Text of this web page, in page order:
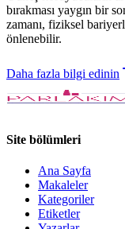
bırakması yaygın bir
zamanı, fiziksel
önlenebilir.
Daha fazla bilgi edinin
Site bölümleri
Ana Sayfa
Makaleler
Kategoriler
Etiketler